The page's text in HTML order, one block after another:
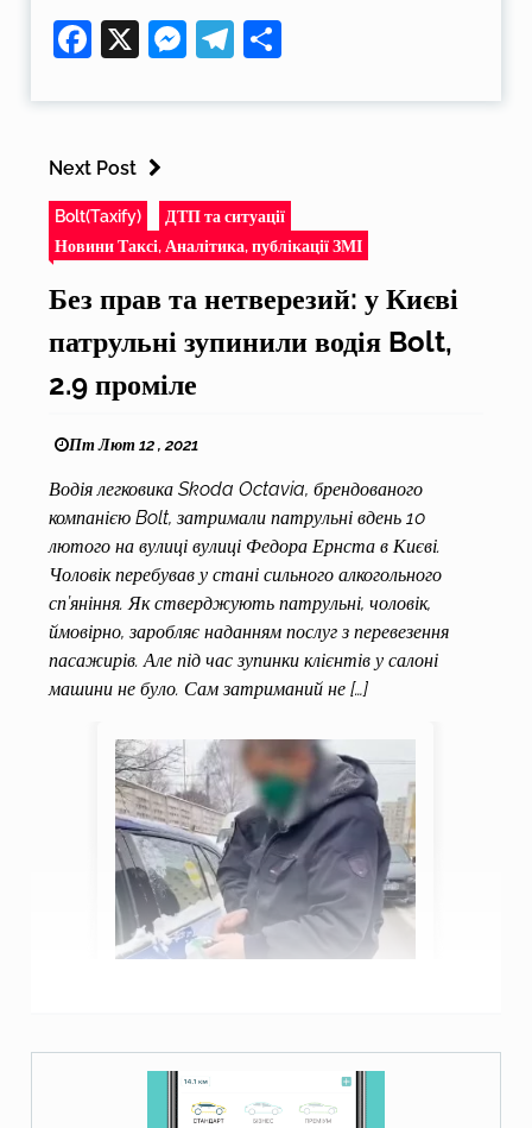
Facebook
X Messenger
Telegram
Next Post
Bolt(Taxify)
ДТП та ситуації
Новини Таксі, Аналітика, публікації ЗМІ
Без прав та нетверезий: у Києві
патрульні зупинили водія Bolt,
2.9 проміле
Пт Лют 12 , 2021
Водія легковика Skoda Octavia, брендованого
компанією Bolt, затримали патрульні вдень 10
лютого на вулиці вулиці Федора Ернста в Києві.
Чоловік перебував у стані сильного алкогольного
сп’яніння. Як стверджують патрульні, чоловік,
ймовірно, заробляє наданням послуг з перевезення
пасажирів. Але під час зупинки клієнтів у салоні
машини не було. Сам затриманий не […]